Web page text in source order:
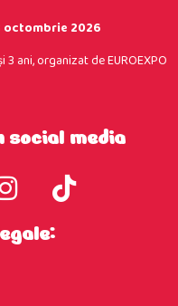
octombrie 2026
ani, organizat de EUROEXPO
social media